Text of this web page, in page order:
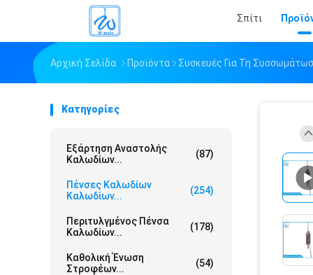
Σπίτι
Αρχική Σελίδα Προϊόντα Συσκευές Για Τη
Κατηγορίες
Εξάρτηση Αναστολής
Καλωδίων...
(87)
Πένσες Καλωδίων
Καλωδίων...
(254)
Περιτυλγμένος Πένσα
Καλωδίων...
(178)
Καθολική Ένωση
Στροφέων...
(54)